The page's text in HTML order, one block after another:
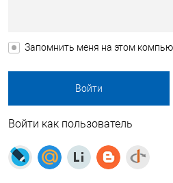
Запомнить меня на этом
Войти как пользователь